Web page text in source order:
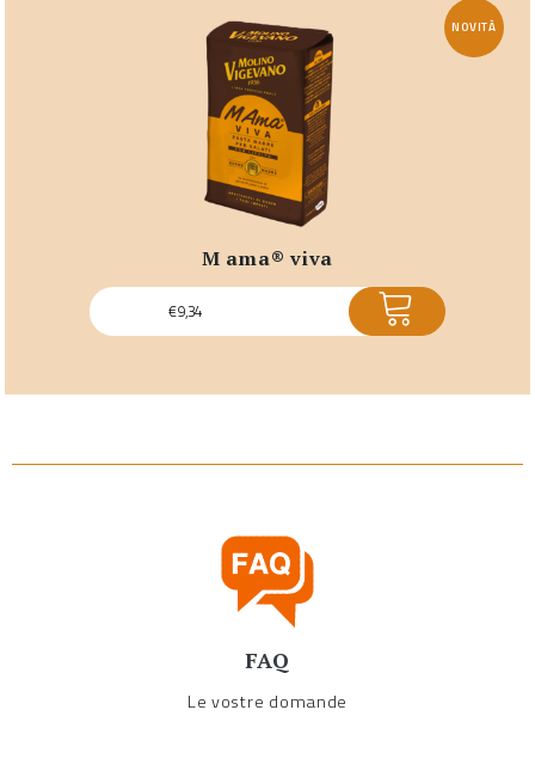
NOVITÀ
m ama® viva
€9,34 ACQUISTA
FAQ
Le vostre domande